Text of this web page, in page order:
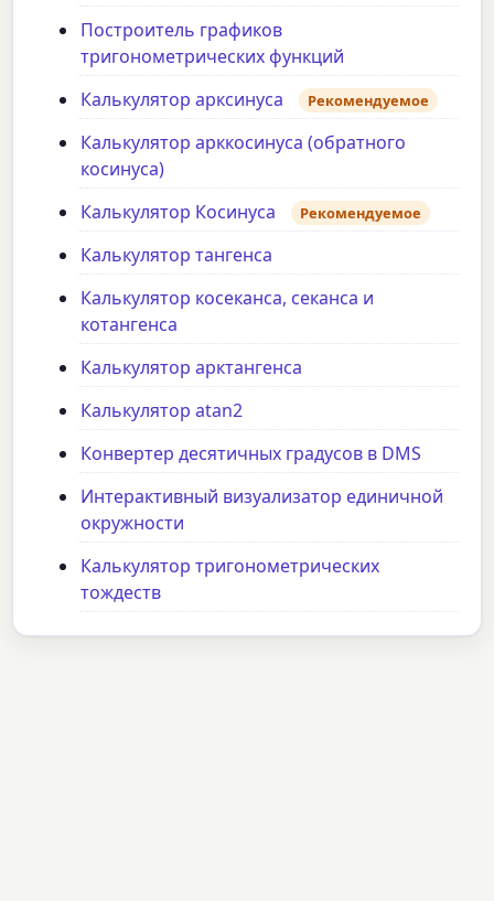
Построитель графиков
тригонометрических функций
Калькулятор арксинуса
Рекомендуемое
Калькулятор арккосинуса (обратного
косинуса)
Калькулятор Косинуса
Рекомендуемое
Калькулятор тангенса
Калькулятор косеканса, секанса и
котангенса
Калькулятор арктангенса
Калькулятор atan2
Конвертер десятичных градусов в DMS
Интерактивный визуализатор единичной
окружности
Калькулятор тригонометрических
тождеств